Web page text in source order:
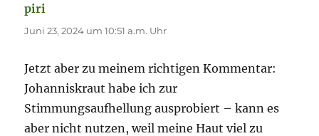
piri
Juni 23, 2024 um 10:51 a.m. Uhr
Jetzt aber zu meinem richtigen Kommentar:
Johanniskraut habe ich zur
Stimmungsaufhellung ausprobiert – kann es
aber nicht nutzen, weil meine Haut viel zu